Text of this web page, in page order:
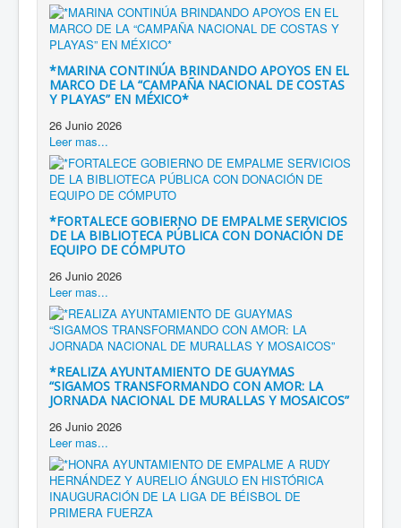
*MARINA CONTINÚA BRINDANDO APOYOS EN EL
MARCO DE LA “CAMPAÑA NACIONAL DE COSTAS
Y PLAYAS” EN MÉXICO*
26 Junio 2026
Leer mas...
*FORTALECE GOBIERNO DE EMPALME SERVICIOS
DE LA BIBLIOTECA PÚBLICA CON DONACIÓN DE
EQUIPO DE CÓMPUTO
26 Junio 2026
Leer mas...
*REALIZA AYUNTAMIENTO DE GUAYMAS
“SIGAMOS TRANSFORMANDO CON AMOR: LA
JORNADA NACIONAL DE MURALLAS Y MOSAICOS”
26 Junio 2026
Leer mas...